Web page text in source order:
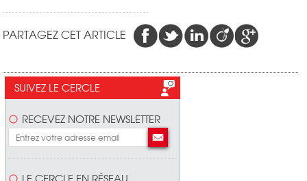
PARTAGEZ CET ARTICLE
SUIVEZ LE CERCLE
RECEVEZ NOTRE NEWSLETTER
LE CERCLE EN RÉSEAU